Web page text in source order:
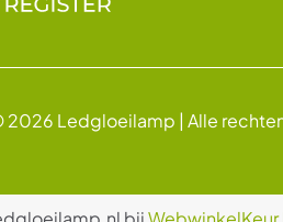
2026 Ledgloeilamp | Alle